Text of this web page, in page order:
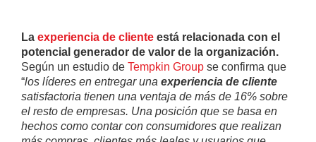
La experiencia de cliente está relacionada con el
potencial generador de valor de la organización.
Según un estudio de Tempkin Group se confirma que
“los líderes en entregar una experiencia de cliente
satisfactoria tienen una ventaja de más de 16% sobre
el resto de empresas. Una posición que se basa en
hechos como contar con consumidores que realizan